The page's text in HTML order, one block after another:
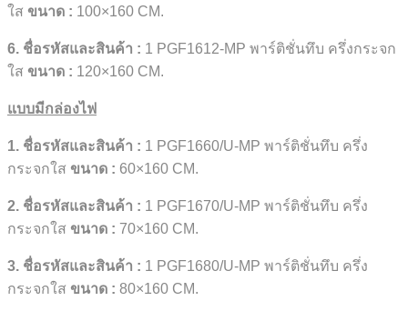
ใส ขนาด : 100×160 CM.
6. ชื่อรหัสและสินค้า : 1 PGF1612-MP พาร์ติชั่นทึบ ครึ่งกระจก
ใส ขนาด : 120×160 CM.
แบบมีกล่องไฟ
1. ชื่อรหัสและสินค้า : 1 PGF1660/U-MP พาร์ติชั่นทึบ ครึ่ง
กระจกใส ขนาด : 60×160 CM.
2. ชื่อรหัสและสินค้า : 1 PGF1670/U-MP พาร์ติชั่นทึบ ครึ่ง
กระจกใส ขนาด : 70×160 CM.
3. ชื่อรหัสและสินค้า : 1 PGF1680/U-MP พาร์ติชั่นทึบ ครึ่ง
กระจกใส ขนาด : 80×160 CM.